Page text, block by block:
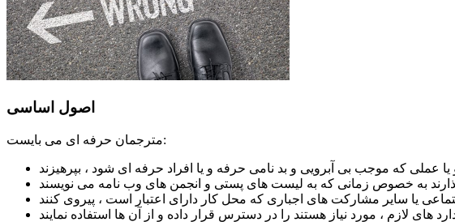
اصول اساسی
مترجمان حرفه ای می بایست: